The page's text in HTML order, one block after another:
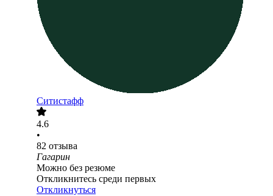
Ситистафф
4.6
•
82 отзыва
Гагарин
Можно без резюме
Откликнитесь среди первых
Откликнуться